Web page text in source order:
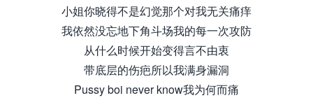
小姐你晓得不是幻觉那个对我无关痛痒
我依然没忘地下角斗场我的每一次攻防
从什么时候开始变得言不由衷
带底层的伤疤所以我满身漏洞
Pussy boi never know我为何而痛